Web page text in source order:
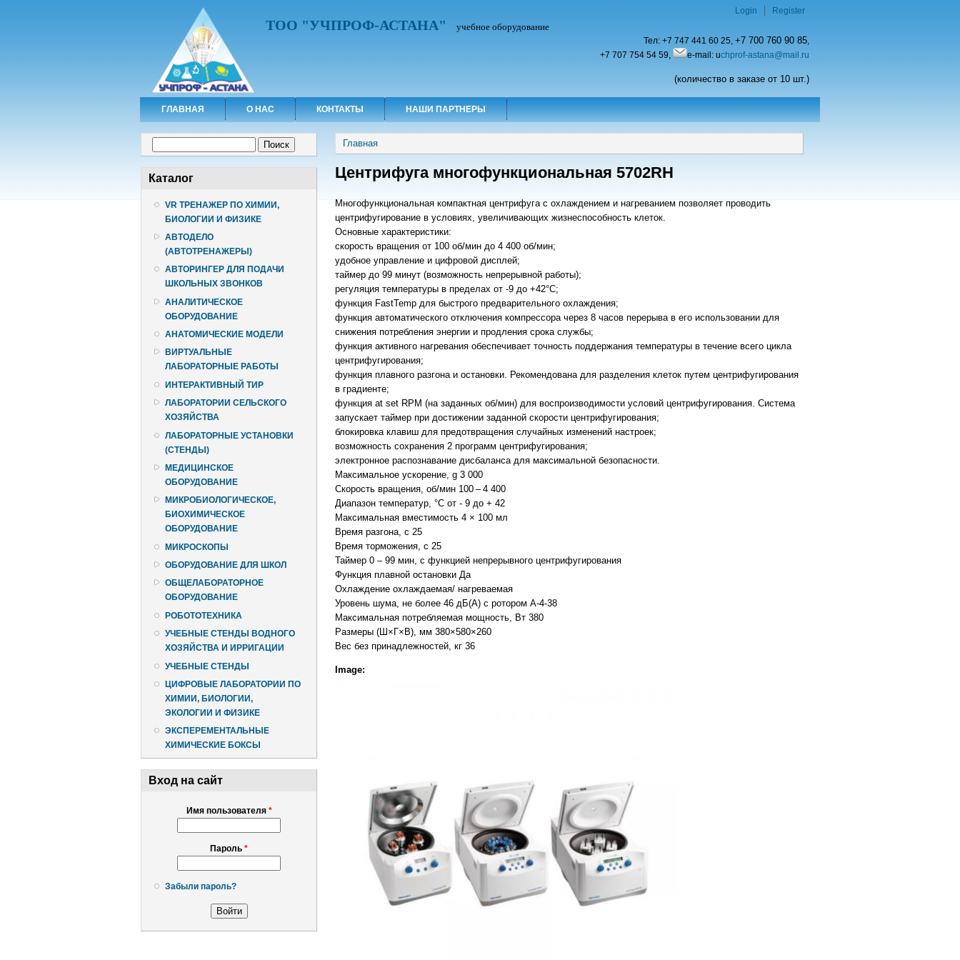
ТОО "УЧПРОФ-АСТАНА" учебное оборудование
Тел: +7 747 441 60 25, +7 700 760 90 85,
+7 707 754 54 59,
e-mail: uchprof-astana@mail.ru
(количество в заказе от 10 шт.)
Login Register
ГЛАВНАЯ О НАС КОНТАКТЫ НАШИ ПАРТНЕРЫ
Каталог
VR ТРЕНАЖЕР ПО ХИМИИ,
БИОЛОГИИ И ФИЗИКЕ
АВТОДЕЛО
(АВТОТРЕНАЖЕРЫ)
АВТОРИНГЕР ДЛЯ ПОДАЧИ
ШКОЛЬНЫХ ЗВОНКОВ
АНАЛИТИЧЕСКОЕ
ОБОРУДОВАНИЕ
АНАТОМИЧЕСКИЕ МОДЕЛИ
ВИРТУАЛЬНЫЕ
ЛАБОРАТОРНЫЕ РАБОТЫ
ИНТЕРАКТИВНЫЙ ТИР
ЛАБОРАТОРИИ СЕЛЬСКОГО
ХОЗЯЙСТВА
ЛАБОРАТОРНЫЕ УСТАНОВКИ
(СТЕНДЫ)
МЕДИЦИНСКОЕ
ОБОРУДОВАНИЕ
МИКРОБИОЛОГИЧЕСКОЕ,
БИОХИМИЧЕСКОЕ
ОБОРУДОВАНИЕ
МИКРОСКОПЫ
ОБОРУДОВАНИЕ ДЛЯ ШКОЛ
ОБЩЕЛАБОРАТОРНОЕ
ОБОРУДОВАНИЕ
РОБОТОТЕХНИКА
УЧЕБНЫЕ СТЕНДЫ ВОДНОГО
ХОЗЯЙСТВА И ИРРИГАЦИИ
УЧЕБНЫЕ СТЕНДЫ
ЦИФРОВЫЕ ЛАБОРАТОРИИ ПО
ХИМИИ, БИОЛОГИИ,
ЭКОЛОГИИ И ФИЗИКЕ
ЭКСПЕРЕМЕНТАЛЬНЫЕ
ХИМИЧЕСКИЕ БОКСЫ
Вход на сайт
Имя пользователя *
Пароль *
Забыли пароль?
Вы здесь
Главная
Центрифуга многофункциональная 5702RH
Многофункциональная компактная центрифуга с охлаждением и нагреванием позволяет проводить
центрифугирование в условиях, увеличивающих жизнеспособность клеток.
Основные характеристики:
скорость вращения от 100 об/мин до 4 400 об/мин;
удобное управление и цифровой дисплей;
таймер до 99 минут (возможность непрерывной работы);
регуляция температуры в пределах от -9 до +42°C;
функция FastTemp для быстрого предварительного охлаждения;
функция автоматического отключения компрессора через 8 часов перерыва в его использовании для
снижения потребления энергии и продления срока службы;
функция активного нагревания обеспечивает точность поддержания температуры в течение всего цикла
центрифугирования;
функция плавного разгона и остановки. Рекомендована для разделения клеток путем центрифугирования
в градиенте;
функция at set RPM (на заданных об/мин) для воспроизводимости условий центрифугирования. Система
запускает таймер при достижении заданной скорости центрифугирования;
блокировка клавиш для предотвращения случайных изменений настроек;
возможность сохранения 2 программ центрифугирования;
электронное распознавание дисбаланса для максимальной безопасности.
Максимальное ускорение, g 3 000
Скорость вращения, об/мин 100 – 4 400
Диапазон температур, °C от - 9 до + 42
Максимальная вместимость 4 × 100 мл
Время разгона, с 25
Время торможения, с 25
Таймер 0 – 99 мин, с функцией непрерывного центрифугирования
Функция плавной остановки Да
Охлаждение охлаждаемая/ нагреваемая
Уровень шума, не более 46 дБ(A) с ротором A-4-38
Максимальная потребляемая мощность, Вт 380
Размеры (Ш×Г×В), мм 380×580×260
Вес без принадлежностей, кг 36
Image: